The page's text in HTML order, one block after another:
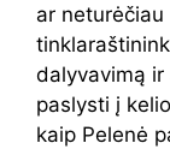
ar
dalyvavimą
paslysti į
kaip Pelenė